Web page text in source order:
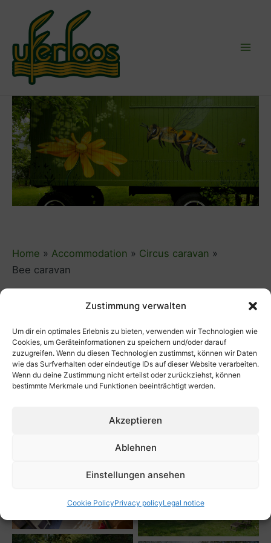
Zustimmung verwalten
Um dir ein optimales Erlebnis zu bieten, verwenden wir Technologien wie
Cookies, um Geräteinformationen zu speichern und/oder darauf
zuzugreifen. Wenn du diesen Technologien zustimmst, können wir Daten
wie das Surfverhalten oder eindeutige IDs auf dieser Website verarbeiten.
Wenn du deine Zustimmung nicht erteilst oder zurückziehst, können
bestimmte Merkmale und Funktionen beeinträchtigt werden.
Akzeptieren
Ablehnen
Einstellungen ansehen
Cookie PolicyPrivacy policyLegal notice
content
Home Accommodation
Circus caravan
Bee caravan
Bee caravan
A few years ago beekeepers have been travelling
through the Oderbruch in this caravan. Today, it
presents itself to be a brilliant caravan for couples
two children. The sleeping platform is about 2.20 m